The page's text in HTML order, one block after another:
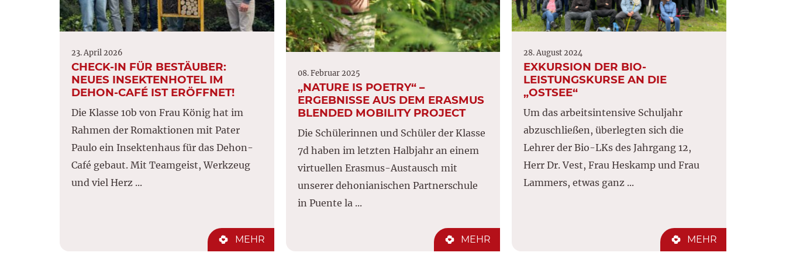
23. April 2026
CHECK-IN FÜR BESTÄUBER:
NEUES INSEKTENHOTEL IM
DEHON-CAFÉ IST ERÖFFNET!
Die Klasse 10b von Frau König hat im
Rahmen der Romaktionen mit Pater
Paulo ein Insektenhaus für das Dehon-
Café gebaut. Mit Teamgeist, Werkzeug
und viel Herz ...
MEHR
08. Februar 2025
„NATURE IS POETRY“ –
ERGEBNISSE AUS DEM ERASMUS
BLENDED MOBILITY PROJECT
Die Schülerinnen und Schüler der Klasse
7d haben im letzten Halbjahr an einem
virtuellen Erasmus-Austausch mit
unserer dehonianischen Partnerschule
in Puente la ...
MEHR
28. August 2024
EXKURSION DER BIO-
LEISTUNGSKURSE AN DIE
„OSTSEE“
Um das arbeitsintensive Schuljahr
abzuschließen, überlegten sich die
Lehrer der Bio-LKs des Jahrgang 12,
Herr Dr. Vest, Frau Heskamp und Frau
Lammers, etwas ganz ...
MEHR